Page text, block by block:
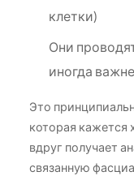
клетки)
Они
иногда
Это
которая кажется
вдруг получает
связанную